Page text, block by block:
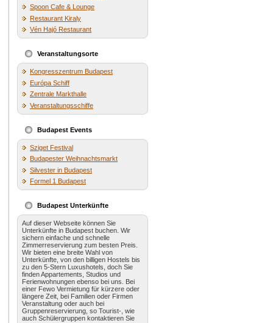
Spoon Cafe & Lounge
Restaurant Kiraly
Vén Hajó Restaurant
Veranstaltungsorte
Kongresszentrum Budapest
Európa Schiff
Zentrale Markthalle
Veranstaltungsschiffe
Budapest Events
Sziget Festival
Budapester Weihnachtsmarkt
Silvester in Budapest
Formel 1 Budapest
Budapest Unterkünfte
Auf dieser Webseite können Sie
Unterkünfte in Budapest buchen. Wir
sichern einfache und schnelle
Zimmerreservierung zum besten Preis.
Wir bieten eine breite Wahl von
Unterkünfte, von den billigen Hostels bis
zu den 5-Stern Luxushotels, doch Sie
finden Appartements, Studios und
Ferienwohnungen ebenso bei uns. Bei
einer Fewo Vermietung für kürzere oder
längere Zeit, bei Familien oder Firmen
Veranstaltung oder auch bei
Gruppenreservierung, so Tourist-, wie
auch Schülergruppen kontaktieren Sie